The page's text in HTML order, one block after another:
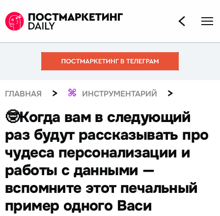
ГЛАВНАЯ > ИНСТРУМЕНТАРИЙ >
🤓Когда вам в следующий
раз будут рассказывать про
чудеса персонализации и
работы с данными —
вспомните этот печальный
пример одного Васи